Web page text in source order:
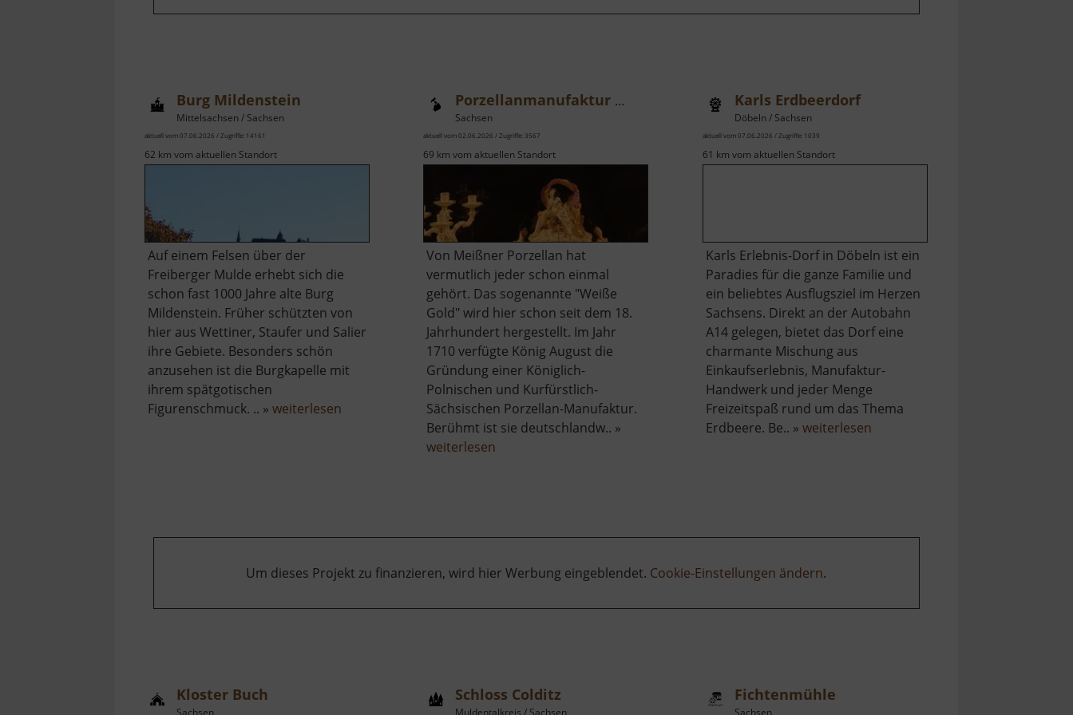
Burg Mildenstein
Mittelsachsen / Sachsen
aktuell vom 07.06.2026 / Zugriffe: 14161
62 km vom aktuellen Standort
Auf einem Felsen über der
Freiberger Mulde erhebt sich die
schon fast 1000 Jahre alte Burg
Mildenstein. Früher schützten von
hier aus Wettiner, Staufer und Salier
ihre Gebiete. Besonders schön
anzusehen ist die Burgkapelle mit
ihrem spätgotischen
Figurenschmuck. .. » weiterlesen
Porzellanmanufaktur Meißen
Sachsen
aktuell vom 02.06.2026 / Zugriffe: 3567
69 km vom aktuellen Standort
Von Meißner Porzellan hat
vermutlich jeder schon einmal
gehört. Das sogenannte "Weiße
Gold" wird hier schon seit dem 18.
Jahrhundert hergestellt. Im Jahr
1710 verfügte König August die
Gründung einer Königlich-
Polnischen und Kurfürstlich-
Sächsischen Porzellan-Manufaktur.
Berühmt ist sie deutschlandw.. »
weiterlesen
Karls Erdbeerdorf
Döbeln / Sachsen
aktuell vom 07.06.2026 / Zugriffe: 1039
61 km vom aktuellen Standort
Karls Erlebnis-Dorf in Döbeln ist ein
Paradies für die ganze Familie und
ein beliebtes Ausflugsziel im Herzen
Sachsens. Direkt an der Autobahn
A14 gelegen, bietet das Dorf eine
charmante Mischung aus
Einkaufserlebnis, Manufaktur-
Handwerk und jeder Menge
Freizeitspaß rund um das Thema
Erdbeere. Be.. » weiterlesenüber
Um dieses Projekt zu finanzieren, wird hier Werbung eingeblendet. Cookie-Einstellungen ändern.
Kloster Buch
Sachsen
Schloss Colditz
Muldentalkreis / Sachsen
Fichtenmühle
Sachsen